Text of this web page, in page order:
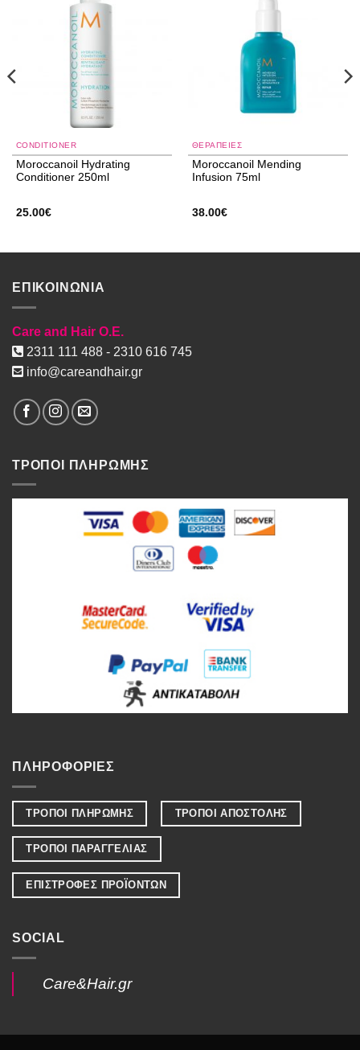
CONDITIONER
Moroccanoil Hydrating
Conditioner 250ml
25.00€
ΘΕΡΑΠΕΙΕΣ
Μοroccanoil Mending
Infusion 75ml
38.00€
ΕΠΙΚΟΙΝΩΝΙΑ
Care and Hair O.E.
2311 111 488 - 2310 616 745
info@careandhair.gr
ΤΡΟΠΟΙ ΠΛΗΡΩΜΗΣ
ΠΛΗΡΟΦΟΡΙΕΣ
ΤΡΟΠΟΙ ΠΛΗΡΩΜΗΣ ΤΡΟΠΟΙ ΑΠΟΣΤΟΛΗΣ
ΤΡΟΠΟΙ ΠΑΡΑΓΓΕΛΙΑΣ
ΕΠΙΣΤΡΟΦΕΣ ΠΡΟΪΟΝΤΩΝ
SOCIAL
Care&Hair.gr